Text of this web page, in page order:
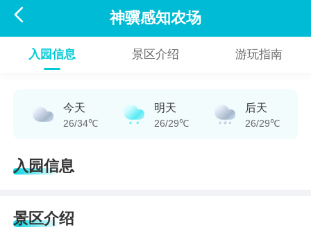
 神骥感知农场
入园信息 景区介绍 游玩指南
今天
26/34℃
明天
26/29℃
后天
26/29℃
入园信息
景区介绍